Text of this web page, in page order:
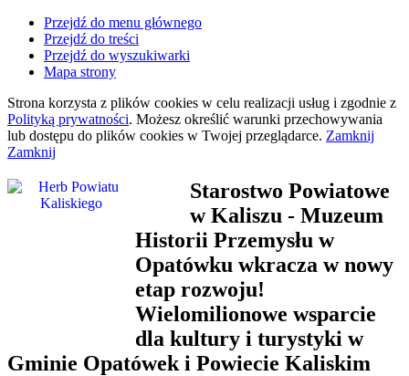
Przejdź do menu głównego
Przejdź do treści
Przejdź do wyszukiwarki
Mapa strony
Strona korzysta z plików cookies w celu realizacji usług i zgodnie z
Polityką prywatności. Możesz określić warunki przechowywania
lub dostępu do plików cookies w Twojej przeglądarce. Zamknij
Zamknij
Starostwo Powiatowe
w Kaliszu - Muzeum
Historii Przemysłu w
Opatówku wkracza w nowy
etap rozwoju!
Wielomilionowe wsparcie
dla kultury i turystyki w
Gminie Opatówek i Powiecie Kaliskim